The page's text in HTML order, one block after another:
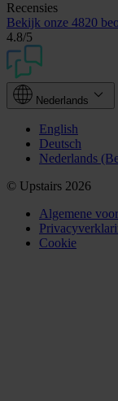
Recensies
Bekijk onze 4820
4.8/5
Nederlands
English
Deutsch
Nederlands
© Upstairs 2026
Algemene
Cookie